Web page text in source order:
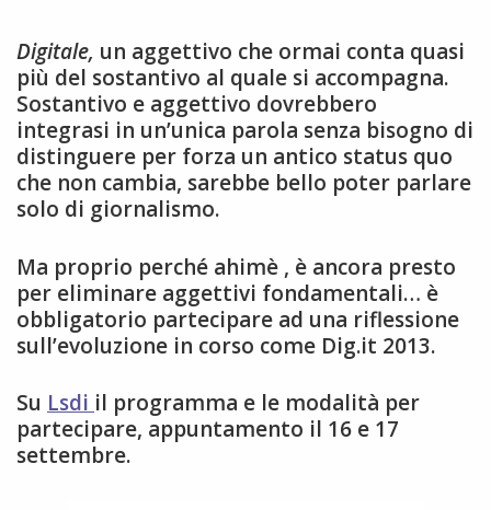
Digitale, un aggettivo che ormai conta quasi
più del sostantivo al quale si accompagna.
Sostantivo e aggettivo dovrebbero
integrasi in un’unica parola senza bisogno di
distinguere per forza un antico status quo
che non cambia, sarebbe bello poter parlare
solo di giornalismo.
Ma proprio perché ahimè , è ancora presto
per eliminare aggettivi fondamentali… è
obbligatorio partecipare ad una riflessione
sull’evoluzione in corso come Dig.it 2013.
Su Lsdi il programma e le modalità per
partecipare, appuntamento il 16 e 17
settembre.